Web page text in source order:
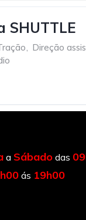
SHUTTLE
Direção
a Sábado das
ás 19h00